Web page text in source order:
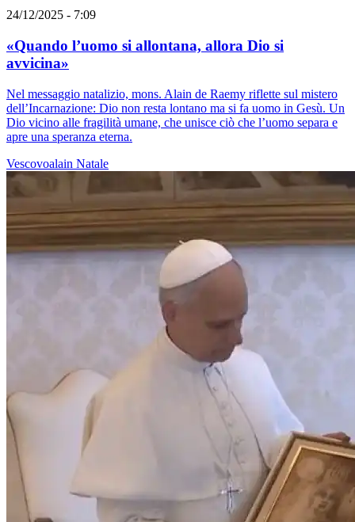
24/12/2025 - 7:09
«Quando l’uomo si allontana, allora Dio si
avvicina»
Nel messaggio natalizio, mons. Alain de Raemy riflette sul mistero
dell’Incarnazione: Dio non resta lontano ma si fa uomo in Gesù. Un
Dio vicino alle fragilità umane, che unisce ciò che l’uomo separa e
apre una speranza eterna.
Vescovoalain Natale